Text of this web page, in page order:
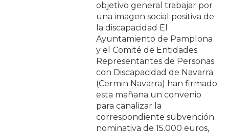
objetivo general trabajar por
una imagen social positiva de
la discapacidad El
Ayuntamiento de Pamplona
y el Comité de Entidades
Representantes de Personas
con Discapacidad de Navarra
(Cermin Navarra) han firmado
esta mañana un convenio
para canalizar la
correspondiente subvención
nominativa de 15.000 euros,